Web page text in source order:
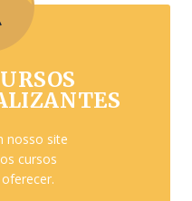
nosso site
cursos